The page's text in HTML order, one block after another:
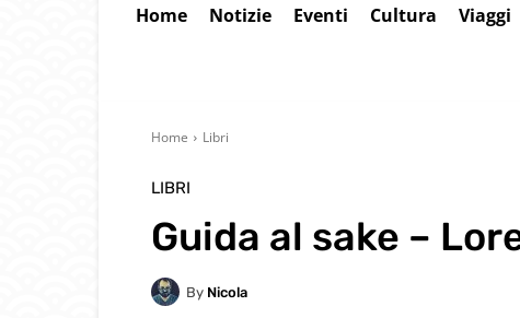
Home Notizie Eventi Cultura Viaggi
Home Libri
LIBRI
Guida al sake –
By Nicola